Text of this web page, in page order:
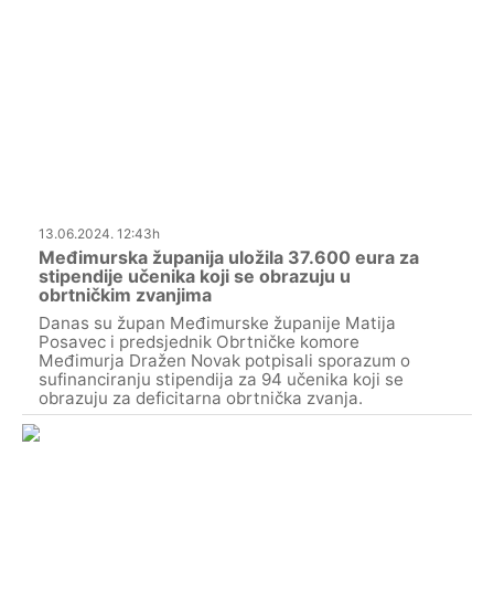
13.06.2024. 12:43h
Međimurska županija uložila 37.600 eura za
stipendije učenika koji se obrazuju u
obrtničkim zvanjima
Danas su župan Međimurske županije Matija
Posavec i predsjednik Obrtničke komore
Međimurja Dražen Novak potpisali sporazum o
sufinanciranju stipendija za 94 učenika koji se
obrazuju za deficitarna obrtnička zvanja.